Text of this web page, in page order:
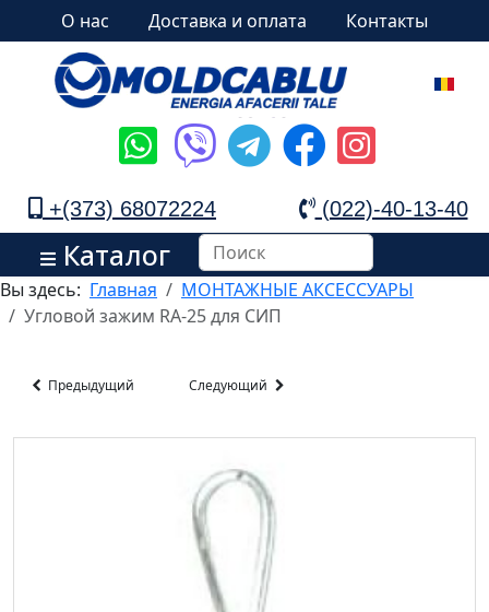
О нас Доставка и оплата Контакты
+(373) 68072224 (022)-40-13-40
Каталог
Вы здесь: Главная
МОНТАЖНЫЕ АКСЕССУАРЫ
Угловой зажим RA-25 для СИП
Предыдущий Следующий